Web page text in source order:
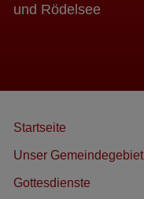
und Rödelsee
Startseite
Unser Gemeindegebiet
Gottesdienste